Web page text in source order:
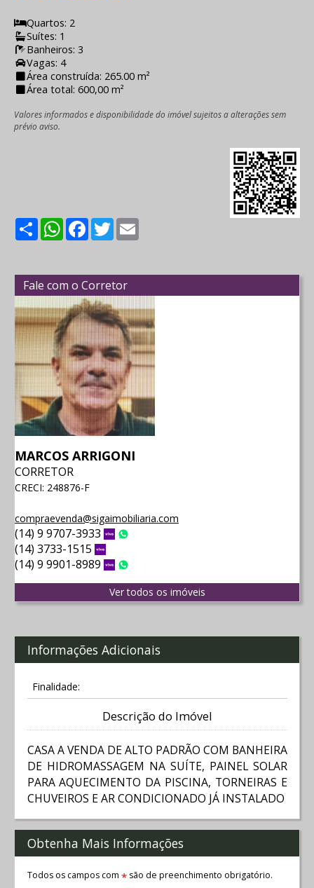
Quartos: 2
Suítes: 1
Banheiros: 3
Vagas: 4
Área construída: 265.00 m²
Área total: 600,00 m²
Valores informados e disponibilidade do imóvel sujeitos a alterações sem
prévio aviso.
ShareWhatsApp
Facebook
Twitter
Fale com o Corretor
MARCOS ARRIGONI
CORRETOR
CRECI: 248876-F
compraevenda@sigaimobiliaria.com
(14) 9 9707-3933 Vivo
(14) 3733-1515
(14) 9 9901-8989 Vivo
Ver todos os imóveis
Informações Adicionais
Finalidade:
Descrição do Imóvel
CASA A VENDA DE ALTO PADRÃO COM BANHEIRA
DE HIDROMASSAGEM NA SUÍTE, PAINEL SOLAR
PARA AQUECIMENTO DA PISCINA, TORNEIRAS E
CHUVEIROS E AR CONDICIONADO JÁ INSTALADO
Obtenha Mais Informações
Todos os campos com *são de preenchimento obrigatório.